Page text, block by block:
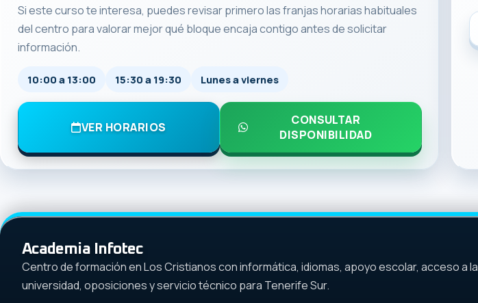
Si este curso te interesa, puedes revisar primero las franjas horarias habituales
del centro para valorar mejor qué bloque encaja contigo antes de solicitar
información.
10:00 a 13:00 15:30 a 19:30 Lunes a viernes
VER HORARIOS
CONSULTAR
DISPONIBILIDAD
Academia Infotec
Centro de formación en Los Cristianos con informática, idiomas, apoyo escolar, acceso a la
universidad, oposiciones y servicio técnico para Tenerife Sur.